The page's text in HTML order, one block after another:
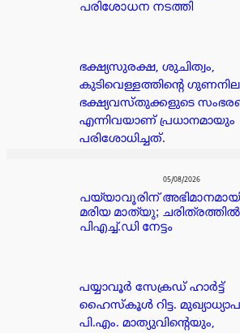
പരിശോധന നടത്തി
ഭക്ഷ്യസുരക്ഷ, ശുചിത്വം,
കുടിവെള്ളത്തിന്റെ
ഭക്ഷ്യവസ്തുക്കളുടെ
എന്നിവയാണ് പ്രധാനമായും
പരിശോധിച്ചത്.
05/08/2026
പയ്യാവൂരിന്
മരിയ മാത്യു; ചരിത്രത്തിൽ
പിഎച്ച്.ഡി നേട്ടം
പയ്യാവൂർ സേക്രഡ് ഹാർട്ട്
ഹൈസ്കൂൾ റിട്ട.
പി.എം. മാത്യുവിന്റെയും,